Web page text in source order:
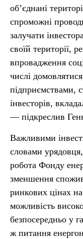
об’єднані
спроможні
залучати
своїй території,
впровадження
числі
підприємствами,
інвесторів,
— підкреслив
Важливими
словами
робота Фонду
зменшення
ринкових цінах
можливість
безпосередньо у
ж питання